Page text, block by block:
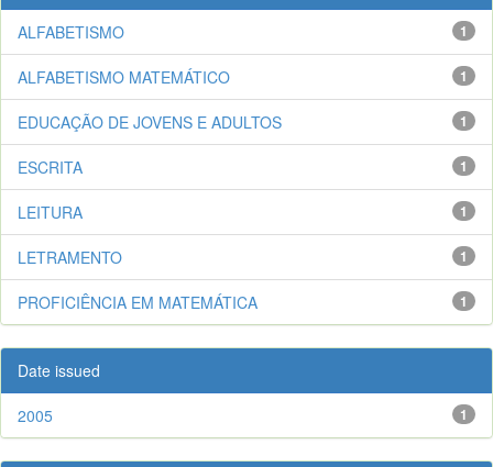
1
ALFABETISMO
1
ALFABETISMO MATEMÁTICO
1
EDUCAÇÃO DE JOVENS E ADULTOS
1
ESCRITA
1
LEITURA
1
LETRAMENTO
1
PROFICIÊNCIA EM MATEMÁTICA
Date issued
1
2005